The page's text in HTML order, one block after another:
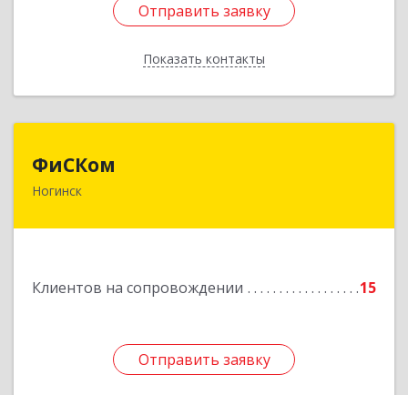
Отправить заявку
Показать контакты
Отправить заявку
Назад
ФиСКом
Ногинск
Клиентов на сопровождении 15
Отправить заявку
Отправить заявку